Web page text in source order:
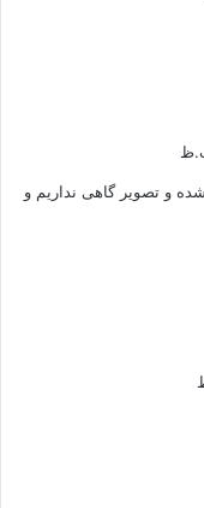
و تصویر گاهی نداریم و